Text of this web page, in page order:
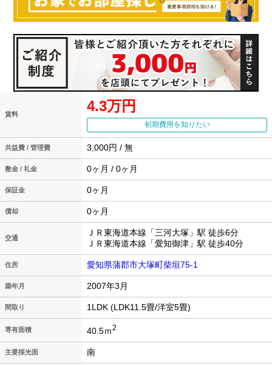
賃料 4.3万円
初期費用を知りたい
共益費 / 管理費 3,000円 / 無
敷金 / 礼金 0ヶ月 / 0ヶ月
保証金 0ヶ月
償却 0ヶ月
交通
ＪＲ東海道本線「三河大塚」駅 徒歩6分
ＪＲ東海道本線「愛知御津」駅 徒歩40分
住所 愛知県蒲郡市大塚町柴垣75-1
築年月 2007年3月
間取り 1LDK (LDK11.5畳/洋室5畳)
専有面積 40.5ｍ2
主要採光面 南